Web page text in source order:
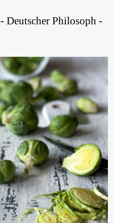
- Deutscher Philosoph -